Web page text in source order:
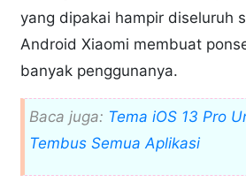
yang dipakai hampir diseluruh
Android Xiaomi membuat
banyak penggunanya.
Baca juga: Tema iOS 13 Pro
Tembus Semua Aplikasi